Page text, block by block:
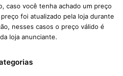
caso você tenha achado um preço
foi atualizado pela loja durante
nesses casos o preço válido é
loja anunciante.